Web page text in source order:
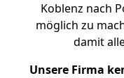
Koblenz nach
möglich zu
damit
Unsere Firma